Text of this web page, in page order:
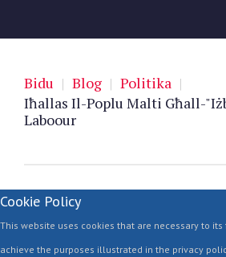
Bidu | Blog | Politika |
Iħallas Il-Poplu Malti Għall-
Laboour
Cookie Policy
This website uses cookies that are necessary to
achieve the purposes illustrated in the privacy